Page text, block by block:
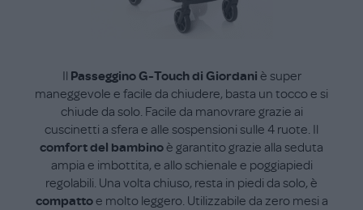
Il Passeggino G-Touch di Giordani è super
maneggevole e facile da chiudere, basta un tocco e si
chiude da solo. Facile da manovrare grazie ai
cuscinetti a sfera e alle sospensioni sulle 4 ruote. Il
comfort del bambinoè garantito grazie alla seduta
ampia e imbottita, e allo schienale e poggiapiedi
regolabili. Una volta chiuso, resta in piedi da solo, è
compattoe molto leggero. Utilizzabile da zero mesi a